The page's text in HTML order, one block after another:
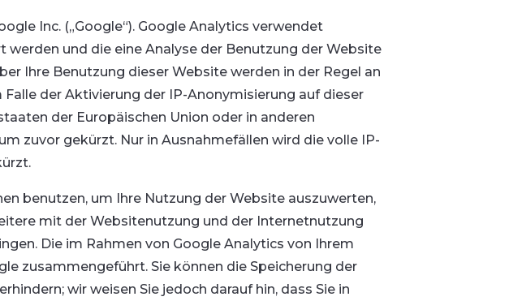
Inc. („Google“). Google Analytics verwendet
und die eine Analyse der Benutzung der Website
Ihre Benutzung dieser Website werden in der Regel an
der Aktivierung der IP-Anonymisierung auf dieser
der Europäischen Union oder in anderen
zuvor gekürzt. Nur in Ausnahmefällen wird die volle IP-
benutzen, um Ihre Nutzung der Website auszuwerten,
mit der Websitenutzung und der Internetnutzung
Die im Rahmen von Google Analytics von Ihrem
zusammengeführt. Sie können die Speicherung der
wir weisen Sie jedoch darauf hin, dass Sie in